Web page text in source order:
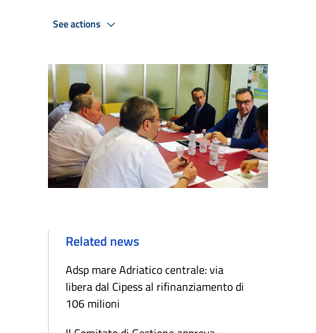
See actions
Related news
Adsp mare Adriatico centrale: via
libera dal Cipess al rifinanziamento di
106 milioni